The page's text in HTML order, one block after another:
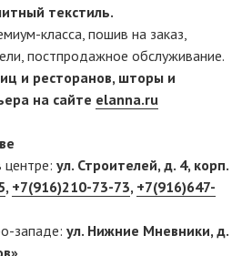
текстиль.
класса, пошив на заказ,
постпродажное обслуживание.
и ресторанов, шторы и
на сайте elanna.ru
центре: ул. Строителей, д. 4, корп.
, +7(916)210-73-73, +7(916)647-
западе: ул. Нижние Мневники, д.